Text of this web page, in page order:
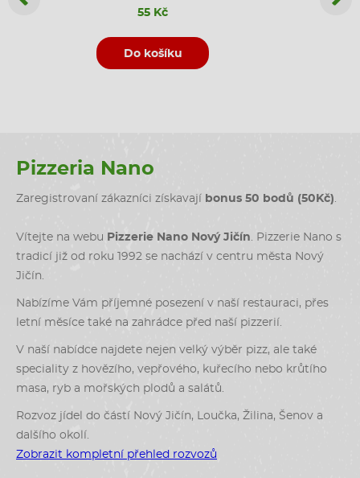
55 Kč
Do košíku
Pizzeria Nano
Zaregistrovaní zákazníci získavají bonus 50 bodů (50Kč)
Vítejte na webu Pizzerie Nano Nový Jičín . Pizzerie Nano s
tradicí již od roku 1992 se nachází v centru města Nový
Jičín.
Nabízíme Vám příjemné posezení v naší restauraci, přes
letní měsíce také na zahrádce před naší pizzerií.
V naší nabídce najdete nejen velký výběr pizz, ale také
speciality z hovězího, vepřového, kuřecího nebo krůtího
masa, ryb a mořských plodů a salátů.
Rozvoz jídel do částí Nový Jičín, Loučka, Žilina, Šenov a
dalšího okolí.
Zobrazit kompletní přehled rozvozů